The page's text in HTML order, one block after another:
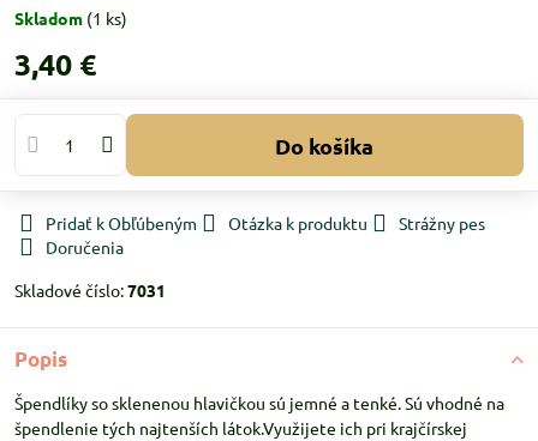
Skladom (1 ks)
3,40 €
Do košíka
Pridať k Obľúbeným Otázka k produktu
Strážny pes
Doručenia
Skladové číslo:7031
Popis
Špendlíky so sklenenou hlavičkou sú jemné a tenké. Sú vhodné na
špendlenie tých najtenších látok.Využijete ich pri krajčírskej